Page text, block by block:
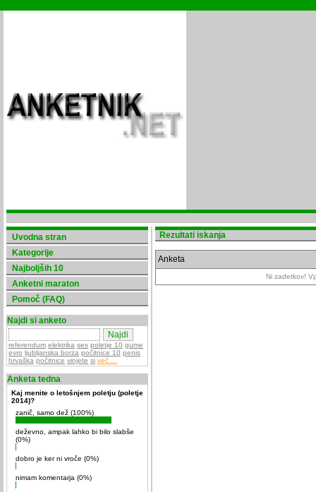
Uvodna stran
Kategorije
Najboljših 10
Anketni maraton
Pomoč (FAQ)
Najdi si anketo
referendum elektrika sex poletje 10 gume
evro ljubljanska borza počitnice 10 penis
hrvaška počitnice vinjete si več ...
Anketa tedna
Kaj menite o letošnjem poletju (poletje
2014)?
zanič, samo dež (100%)
deževno, ampak lahko bi bilo slabše
(0%)
dobro je ker ni vroče (0%)
nimam komentarja (0%)
Rezultati iskanja
Anketa
Ni zadetkov!